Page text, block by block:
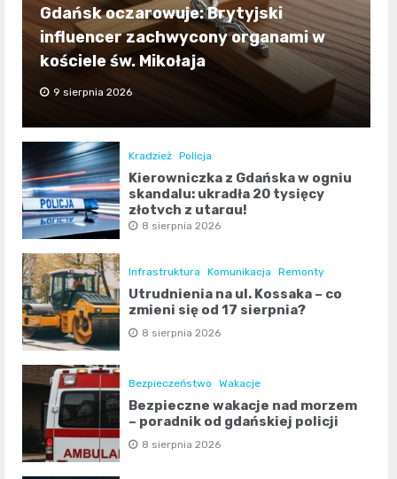
Gdańsk oczarowuje: Brytyjski
influencer zachwycony organami w
kościele św. Mikołaja
9 sierpnia 2026
Kradzież Policja
Kierowniczka z Gdańska w ogniu
skandalu: ukradła 20 tysięcy
złotych z utargu!
8 sierpnia 2026
Infrastruktura Komunikacja Remonty
Utrudnienia na ul. Kossaka – co
zmieni się od 17 sierpnia?
8 sierpnia 2026
Bezpieczeństwo Wakacje
Bezpieczne wakacje nad morzem
– poradnik od gdańskiej policji
8 sierpnia 2026